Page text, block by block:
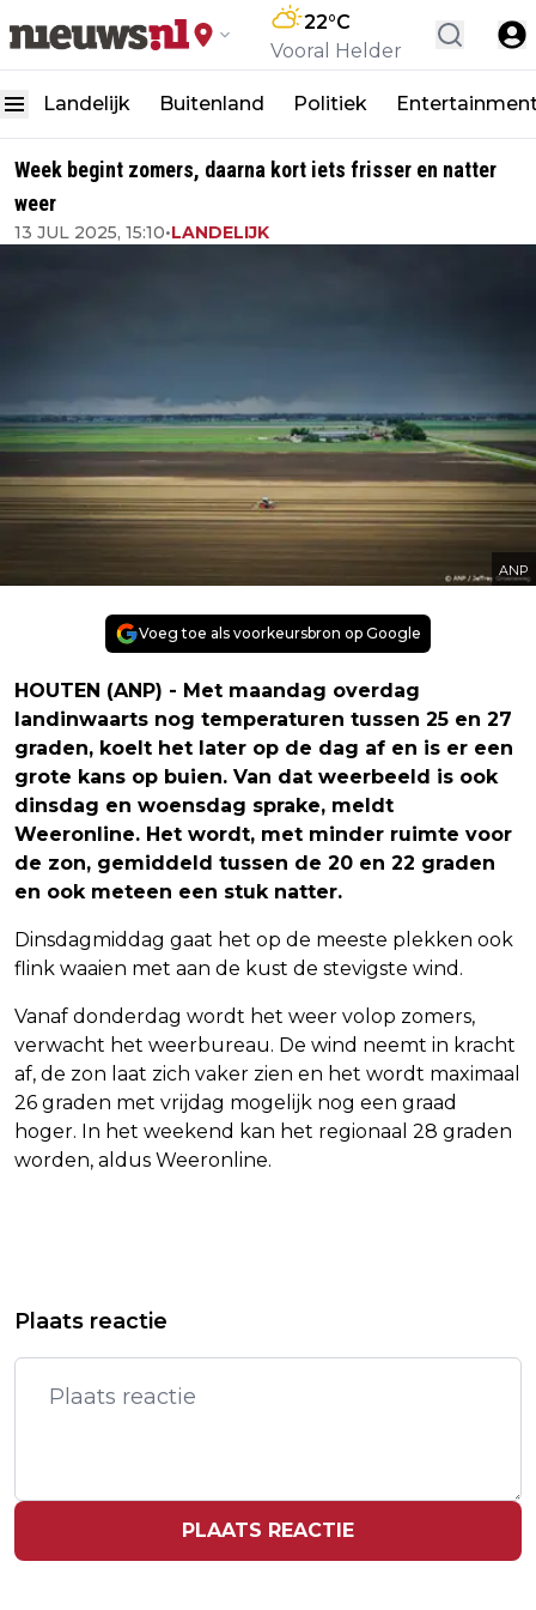
22°C
Vooral Helder
Landelijk Buitenland Politiek
Week begint zomers, daarna kort iets frisser en natter
weer
13 JUL 2025, 15:10•LANDELIJK
ANP
Voeg toe als voorkeursbron op Google
HOUTEN (ANP) - Met maandag overdag
landinwaarts nog temperaturen tussen 25 en 27
graden, koelt het later op de dag af en is er een
grote kans op buien. Van dat weerbeeld is ook
dinsdag en woensdag sprake, meldt
Weeronline. Het wordt, met minder ruimte voor
de zon, gemiddeld tussen de 20 en 22 graden
en ook meteen een stuk natter.
Dinsdagmiddag gaat het op de meeste plekken ook
flink waaien met aan de kust de stevigste wind.
Vanaf donderdag wordt het weer volop zomers,
verwacht het weerbureau. De wind neemt in kracht
af, de zon laat zich vaker zien en het wordt maximaal
26 graden met vrijdag mogelijk nog een graad
hoger. In het weekend kan het regionaal 28 graden
worden, aldus Weeronline.
BERG (76) OVERLEDEN
NFF: VAN DEN BERG WAS EEN
'MEESTER IN VELE GENRES'
Plaats reactie
PLAATS REACTIE